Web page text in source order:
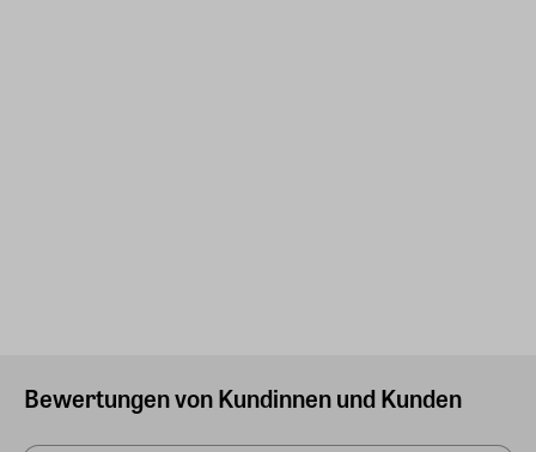
Bewertungen von Kundinnen und Kunden